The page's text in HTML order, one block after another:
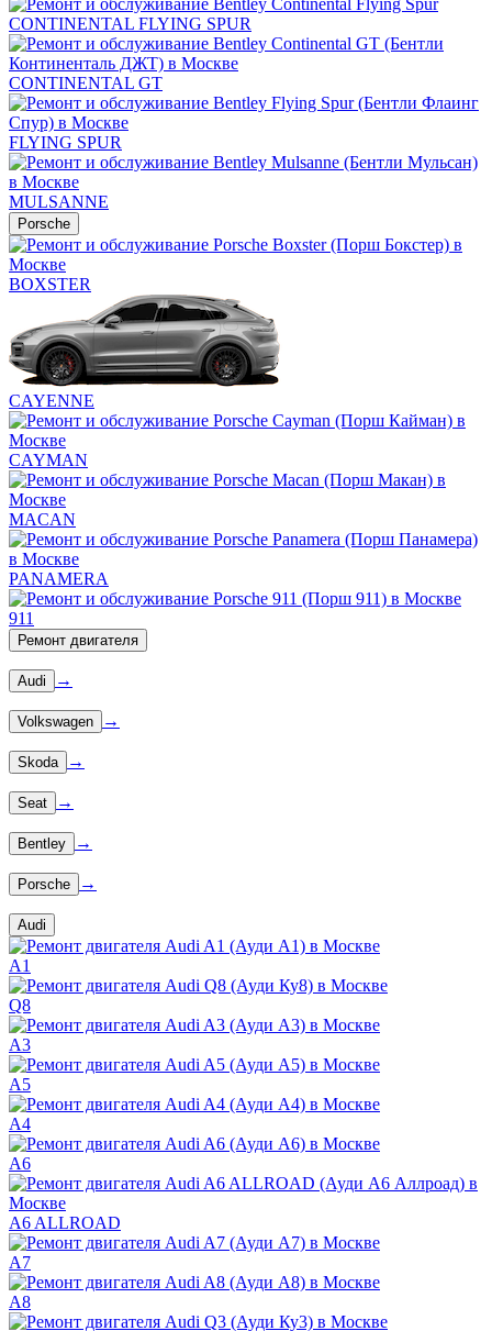
CONTINENTAL FLYING SPUR
CONTINENTAL GT
FLYING SPUR
MULSANNE
Porsche
BOXSTER
CAYENNE
CAYMAN
MACAN
PANAMERA
911
Ремонт двигателя
Audi →
Volkswagen →
Skoda →
Seat →
Bentley →
Porsche →
Audi
A1
Q8
A3
A5
A4
A6
A6 ALLROAD
A7
A8